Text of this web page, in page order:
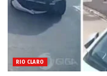
RIO CLARO